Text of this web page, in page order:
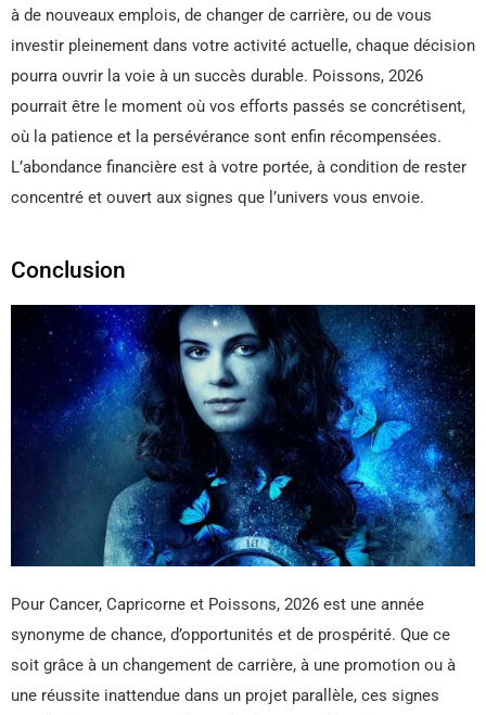
à de nouveaux emplois, de changer de carrière, ou de vous
investir pleinement dans votre activité actuelle, chaque décision
pourra ouvrir la voie à un succès durable. Poissons, 2026
pourrait être le moment où vos efforts passés se concrétisent,
où la patience et la persévérance sont enfin récompensées.
L’abondance financière est à votre portée, à condition de rester
concentré et ouvert aux signes que l’univers vous envoie.
Conclusion
Pour Cancer, Capricorne et Poissons, 2026 est une année
synonyme de chance, d’opportunités et de prospérité. Que ce
soit grâce à un changement de carrière, à une promotion ou à
une réussite inattendue dans un projet parallèle, ces signes